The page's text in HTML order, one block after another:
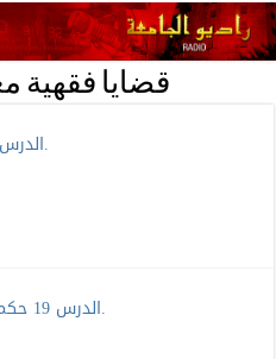
(1) قضايا
الدرس 20 إثبات النسب بالبصمة الوراثية.
الدرس 19 حكم الاستفادة من الهندسة الوراثية.